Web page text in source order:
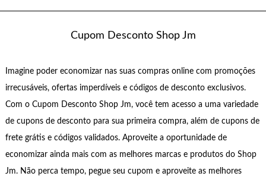
Cupom Desconto Shop Jm
Imagine poder economizar nas suas compras online com promoções
irrecusáveis, ofertas imperdíveis e códigos de desconto exclusivos.
Com o Cupom Desconto Shop Jm, você tem acesso a uma variedade
de cupons de desconto para sua primeira compra, além de cupons de
frete grátis e códigos validados. Aproveite a oportunidade de
economizar ainda mais com as melhores marcas e produtos do Shop
Jm. Não perca tempo, pegue seu cupom e aproveite as melhores